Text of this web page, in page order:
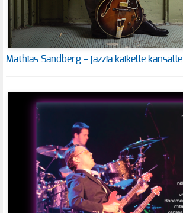
Mathias Sandberg – jazzia kaikelle kansalle